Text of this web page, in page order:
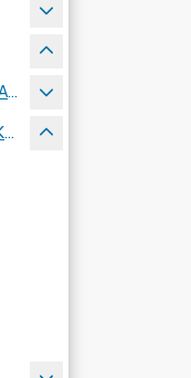
UCHWAŁY RADY GMINY IX KADENCJI 2024-2029
UCHWAŁY RADY GMINY VIII KADENCJI 2018-2023